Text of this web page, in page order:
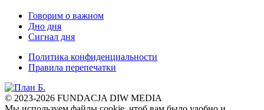
Говорим о важном
Дно дня
Сигнал дня
Политика конфиденциальности
Правила перепечатки
© 2023-2026 FUNDACJA DIW MEDIA